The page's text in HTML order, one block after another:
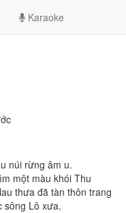
Karaoke
núi rừng âm u.
một màu khói Thu
thưa đã tàn thôn trang
sông Lô xưa.